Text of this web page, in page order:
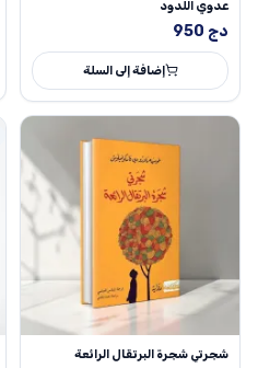
عدوي اللدود
950 دج
إضافة إلى السلة
شجرتي شجرة البرتقال الرائعة